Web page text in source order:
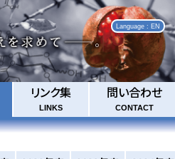
Language : EN
リンク集
LINKS
問い合わせ
CONTACT